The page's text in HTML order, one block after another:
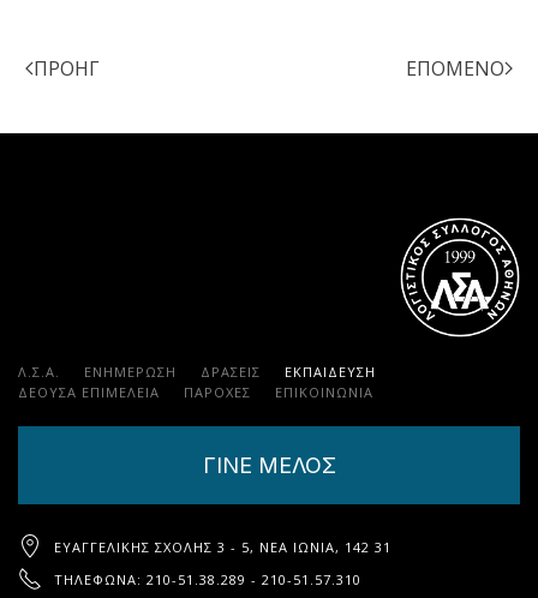
ΠΡΟΗΓ ΕΠΌΜΕΝΟ
Λ.Σ.Α. ΕΝΗΜΕΡΩΣΗ ΔΡΑΣΕΙΣ
ΕΚΠΑΊΔΕΥΣΗ
ΔΕΟΥΣΑ ΕΠΙΜΕΛΕΙΑ
ΠΑΡΟΧΈΣ ΕΠΙΚΟΙΝΩΝΊΑ
ΓΙΝΕ ΜΕΛΟΣ
ΕΥΑΓΓΕΛΙΚΉΣ ΣΧΟΛΉΣ 3 - 5, ΝΈΑ ΙΩΝΊΑ, 142 31
ΤΗΛΈΦΩΝΑ: 210-51.38.289 - 210-51.57.310